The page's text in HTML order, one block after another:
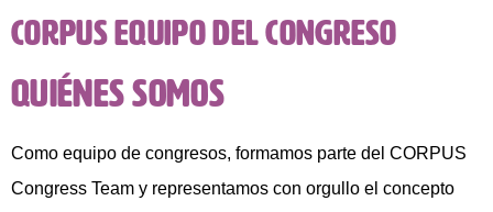
CORPUS Equipo del Congreso
Quiénes somos
Como equipo de congresos, formamos parte del CORPUS
Congress Team y representamos con orgullo el concepto